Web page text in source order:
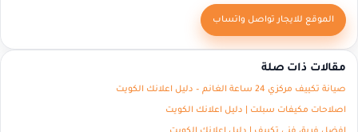
الموقع للايجار تواصل واتساب
مقالات ذات صلة
صيانة تكييف مركزي 24 ساعة الغانم – دليل اعلانك الكويت
اصلاحات مكيفات سبلت | دليل اعلانك الكويت